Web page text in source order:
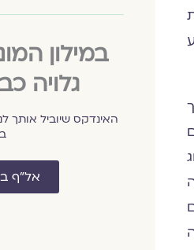
במילון
גלויה
האינדקס שיוביל אותך
אל״ף